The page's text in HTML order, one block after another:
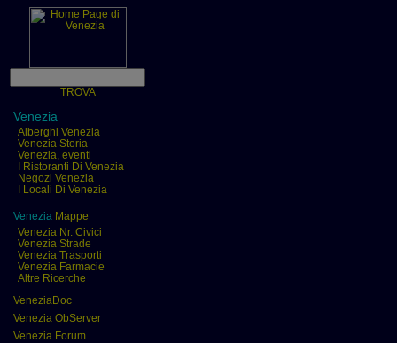
TROVA
Venezia
Alberghi Venezia
Venezia Storia
Venezia, eventi
I Ristoranti Di Venezia
Negozi Venezia
I Locali Di Venezia
Venezia Mappe
Venezia Nr. Civici
Venezia Strade
Venezia Trasporti
Venezia Farmacie
Altre Ricerche
VeneziaDoc
Venezia ObServer
Venezia Forum